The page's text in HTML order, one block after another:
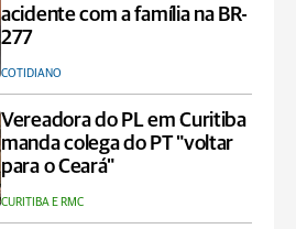
acidente com a família na BR-
277
COTIDIANO
Vereadora do PL em Curitiba
manda colega do PT "voltar
para o Ceará"
CURITIBA E RMC